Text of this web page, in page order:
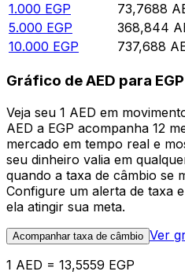
1.000 EGP 73,7688
5.000 EGP 368,844
10.000 EGP 737,688
Gráfico de AED para EGP
Veja seu 1 AED em
AED a EGP acompanha 12
mercado em tempo real e
seu dinheiro valia em
quando a taxa de câmbio se
Configure um alerta de taxa
ela atingir sua meta.
Acompanhar taxa de câmbio Ver
1 AED = 13,5559 EGP